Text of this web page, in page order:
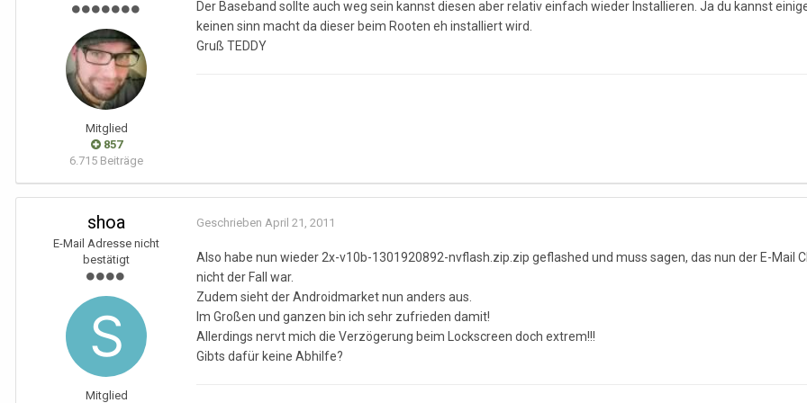
Mitglied
857
6.715 Beiträge
Der Baseband sollte auch weg sein kannst diesen aber relativ einfach wieder Installieren. Ja du kannst
keinen sinn macht da dieser beim Rooten eh installiert wird.
Gruß TEDDY
shoa
E-Mail Adresse nicht
bestätigt
Mitglied
Geschrieben April 21, 2011
Also habe nun wieder 2x-v10b-1301920892-nvflash.zip.zip geflashed und muss sagen, das nun der E-
nicht der Fall war.
Zudem sieht der Androidmarket nun anders aus.
Im Großen und ganzen bin ich sehr zufrieden damit!
Allerdings nervt mich die Verzögerung beim Lockscreen doch extrem!!!
Gibts dafür keine Abhilfe?